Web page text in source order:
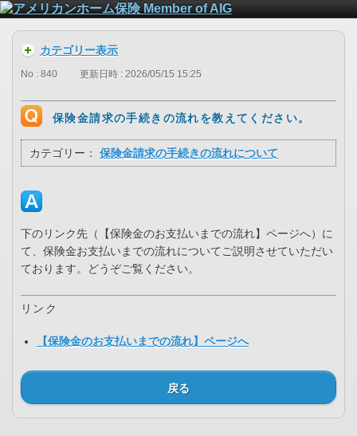
カテゴリー表示
No : 840 更新日時 : 2026/05/15 15:25
保険金請求の手続きの流れを教えてください。
カテゴリー： 保険金請求の手続きの流れについて
下のリンク先（【保険金のお支払いまでの流れ】ページへ）に
て、保険金お支払いまでの流れについてご説明させていただい
ております。どうぞご覧ください。
リンク
【保険金のお支払いまでの流れ】ページへ
戻る